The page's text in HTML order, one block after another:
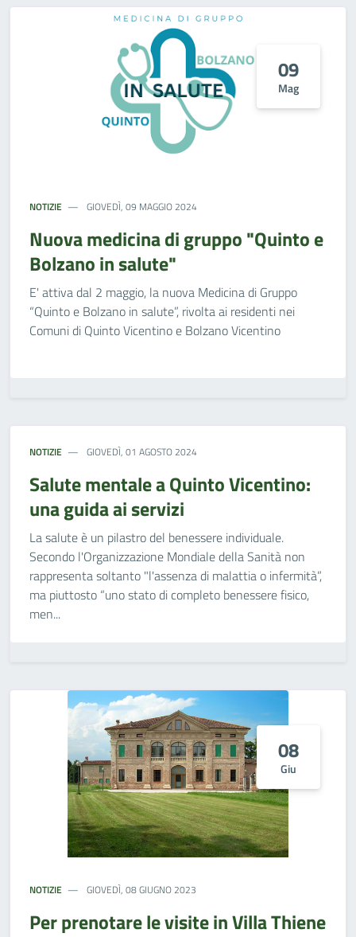
09
Mag
NOTIZIE GIOVEDÌ, 09 MAGGIO 2024
Nuova medicina di gruppo "Quinto e
Bolzano in salute"
E' attiva dal 2 maggio, la nuova Medicina di Gruppo
“Quinto e Bolzano in salute”, rivolta ai residenti nei
Comuni di Quinto Vicentino e Bolzano Vicentino
NOTIZIE GIOVEDÌ, 01 AGOSTO 2024
Salute mentale a Quinto Vicentino:
una guida ai servizi
La salute è un pilastro del benessere individuale.
Secondo l'Organizzazione Mondiale della Sanità non
rappresenta soltanto "l'assenza di malattia o infermità”,
ma piuttosto “uno stato di completo benessere fisico,
men...
08
Giu
NOTIZIE GIOVEDÌ, 08 GIUGNO 2023
Per prenotare le visite in Villa Thiene